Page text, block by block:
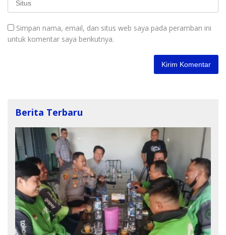
Simpan nama, email, dan situs web saya pada peramban ini
untuk komentar saya berikutnya.
Berita Terbaru